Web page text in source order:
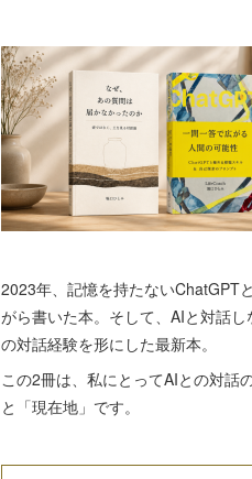
2023年、記憶を持たないChatGPT
がら書いた本。そして、AIと対話
の対話経験を形にした最新本。
この2冊は、私にとってAIとの対話
と「現在地」です。